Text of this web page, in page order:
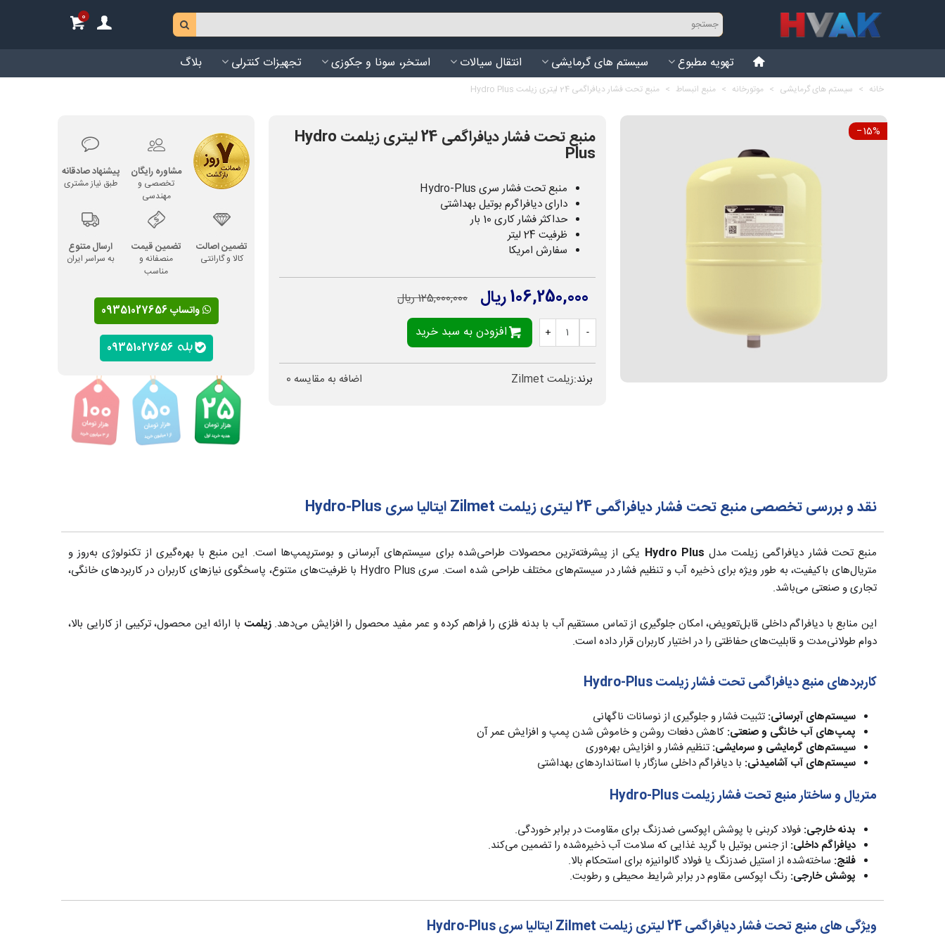
0
تهویه مطبوع سیستم های گرمایشی انتقال سیالات استخر، سونا و جکوزی تجهیزات کنترلی بلاگ
خانه > سیستم های گرمایشی > موتورخانه > منبع انبساط > منبع تحت فشار دیافراگمی 24 لیتری زیلمت Hydro Plus
‎−15% منبع تحت فشار دیافراگمی 24 لیتری زیلمت Hydro
Plus
منبع تحت فشار سری Hydro-Plus
دارای دیافراگرم بوتیل بهداشتی
حداکثر فشار کاری 10 بار
ظرفیت 24 لیتر
سفارش امریکا
106,250,000 ریال 125,000,000 ریال
-
+ افزودن به سبد خرید
برند:زیلمت Zilmet اضافه به مقایسه 0
مشاوره رایگان
تخصصی و
مهندسی
پیشنهاد صادقانه
طبق نیاز مشتری
تضمین اصالت
کالا و گارانتی
تضمین قیمت
منصفانه و
مناسب
ارسال متنوع
به سراسر ایران
واتساپ 09351027656
نقد و بررسی تخصصی منبع تحت فشار دیافراگمی 24 لیتری زیلمت Zilmet ایتالیا سری Hydro-Plus
منبع تحت فشار دیافراگمی زیلمت مدل Hydro Plus یکی از پیشرفته‌ترین محصولات طراحی‌شده برای سیستم‌های آبرسانی و بوسترپمپ‌ها است. این منبع با بهره‌گیری از تکنولوژی به‌روز و
متریال‌های باکیفیت، به طور ویژه برای ذخیره آب و تنظیم فشار در سیستم‌های مختلف طراحی شده است. سری Hydro Plus با ظرفیت‌های متنوع، پاسخگوی نیازهای کاربران در کاربردهای خانگی،
تجاری و صنعتی می‌باشد.
این منابع با دیافراگم داخلی قابل‌تعویض، امکان جلوگیری از تماس مستقیم آب با بدنه فلزی را فراهم کرده و عمر مفید محصول را افزایش می‌دهد.زیلمت با ارائه این محصول، ترکیبی از کارایی بالا،
دوام طولانی‌مدت و قابلیت‌های حفاظتی را در اختیار کاربران قرار داده است.
کاربردهای منبع دیافراگمی تحت فشار زیلمت Hydro-Plus
سیستم‌های آبرسانی: تثبیت فشار و جلوگیری از نوسانات ناگهانی
پمپ‌های آب خانگی و صنعتی: کاهش دفعات روشن و خاموش شدن پمپ و افزایش عمر آن
سیستم‌های گرمایشی و سرمایشی: تنظیم فشار و افزایش بهره‌وری
سیستم‌های آب آشامیدنی: با دیافراگم داخلی سازگار با استانداردهای بهداشتی
متریال و ساختار منبع تحت فشار زیلمت Hydro-Plus
بدنه خارجی: فولاد کربنی با پوشش اپوکسی ضدزنگ برای مقاومت در برابر خوردگی.
دیافراگم داخلی: از جنس بوتیل با گرید غذایی که سلامت آب ذخیره‌شده را تضمین می‌کند.
فلنج: ساخته‌شده از استیل ضدزنگ یا فولاد گالوانیزه برای استحکام بالا.
پوشش خارجی: رنگ اپوکسی مقاوم در برابر شرایط محیطی و رطوبت.
ویژگی های منبع تحت فشار دیافراگمی 24 لیتری زیلمت Zilmet ایتالیا سری Hydro-Plus